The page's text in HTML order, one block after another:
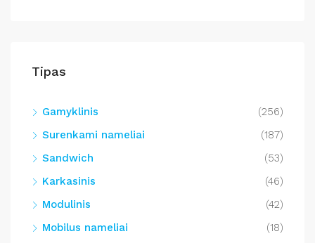
Tipas
Gamyklinis
(256)
Surenkami nameliai
(187)
Sandwich
(53)
Karkasinis
(46)
Modulinis
(42)
Mobilus nameliai
(18)